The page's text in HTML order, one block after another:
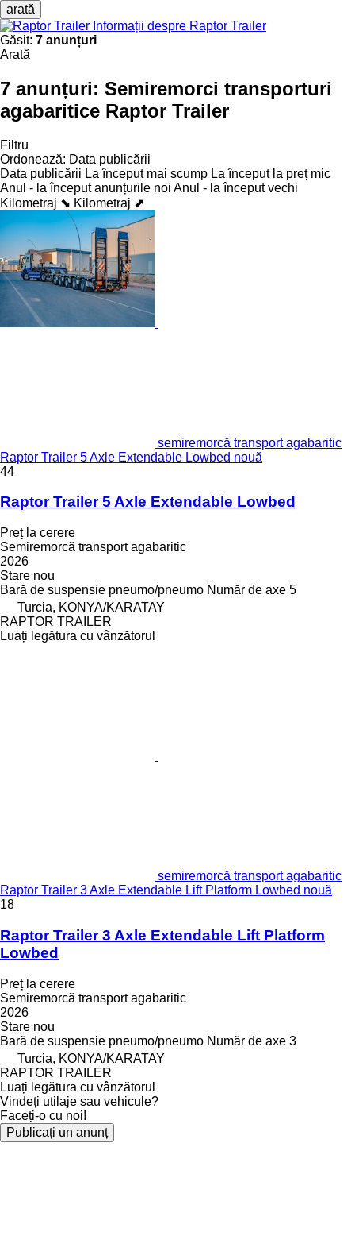
arată
Informații despre Raptor Trailer
Găsit: 7 anunțuri
Arată
7 anunțuri: Semiremorci transporturi
agabaritice Raptor Trailer
Filtru
Ordonează: Data publicării
Data publicării La început mai scump La început la preț mic
Anul - la început anunțurile noi Anul - la început vechi
Kilometraj ⬊ Kilometraj ⬈
semiremorcă transport agabaritic
Raptor Trailer 5 Axle Extendable Lowbed nouă
44
Raptor Trailer 5 Axle Extendable Lowbed
Preț la cerere
Semiremorcă transport agabaritic
2026
Stare nou
Bară de suspensie pneumo/pneumo Număr de axe 5
Turcia, KONYA/KARATAY
RAPTOR TRAILER
Luați legătura cu vânzătorul
semiremorcă transport agabaritic
Raptor Trailer 3 Axle Extendable Lift Platform Lowbed nouă
18
Raptor Trailer 3 Axle Extendable Lift Platform
Lowbed
Preț la cerere
Semiremorcă transport agabaritic
2026
Stare nou
Bară de suspensie pneumo/pneumo Număr de axe 3
Turcia, KONYA/KARATAY
RAPTOR TRAILER
Luați legătura cu vânzătorul
Vindeți utilaje sau vehicule?
Faceți-o cu noi!
Publicați un anunț